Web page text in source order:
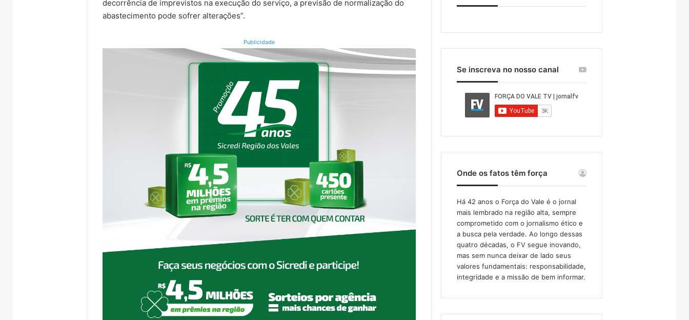
decorrência de imprevistos na execução do serviço, a previsão de normalização do
abastecimento pode sofrer alterações”.
Publicidade
Se inscreva no nosso canal
Onde os fatos têm força
Há 42 anos o Força do Vale é o jornal
mais lembrado na região alta, sempre
comprometido com o jornalismo ético e
a busca pela verdade. Ao longo dessas
quatro décadas, o FV segue inovando,
mas sem nunca deixar de lado seus
valores fundamentais: responsabilidade,
integridade e a missão de bem informar.​